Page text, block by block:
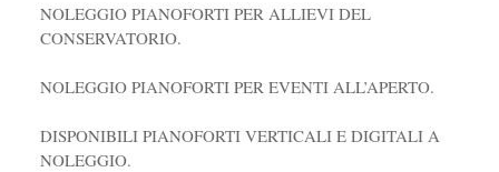
NOLEGGIO PIANOFORTI PER ALLIEVI DEL
CONSERVATORIO.
NOLEGGIO PIANOFORTI PER EVENTI ALL’APERTO.
DISPONIBILI PIANOFORTI VERTICALI E DIGITALI A
NOLEGGIO.